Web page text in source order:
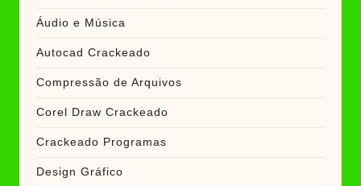
Áudio e Música
Autocad Crackeado
Compressão de Arquivos
Corel Draw Crackeado
Crackeado Programas
Design Gráfico